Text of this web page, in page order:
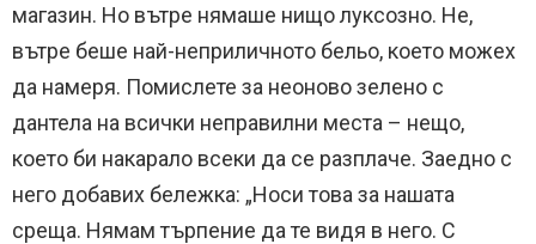
магазин. Но вътре нямаше нищо луксозно. Не,
вътре беше най-неприличното бельо, което можех
да намеря. Помислете за неоново зелено с
дантела на всички неправилни места – нещо,
което би накарало всеки да се разплаче. Заедно с
него добавих бележка: „Носи това за нашата
среща. Нямам търпение да те видя в него. С